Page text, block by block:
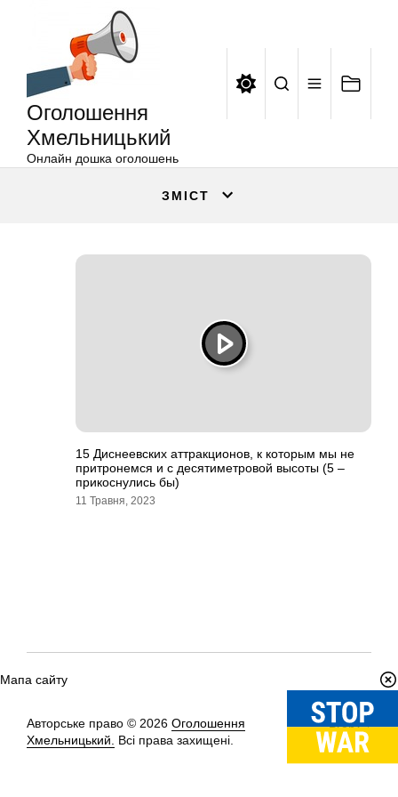
Оголошення
Хмельницький
Онлайн дошка оголошень
ЗМІСТ
15 Диснеевских аттракционов, к которым мы не
притронемся и с десятиметровой высоты (5 –
прикоснулись бы)
11 Травня, 2023
Мапа сайту
Авторське право © 2026 Оголошення
Хмельницький.
Всі права захищені.
Вгору